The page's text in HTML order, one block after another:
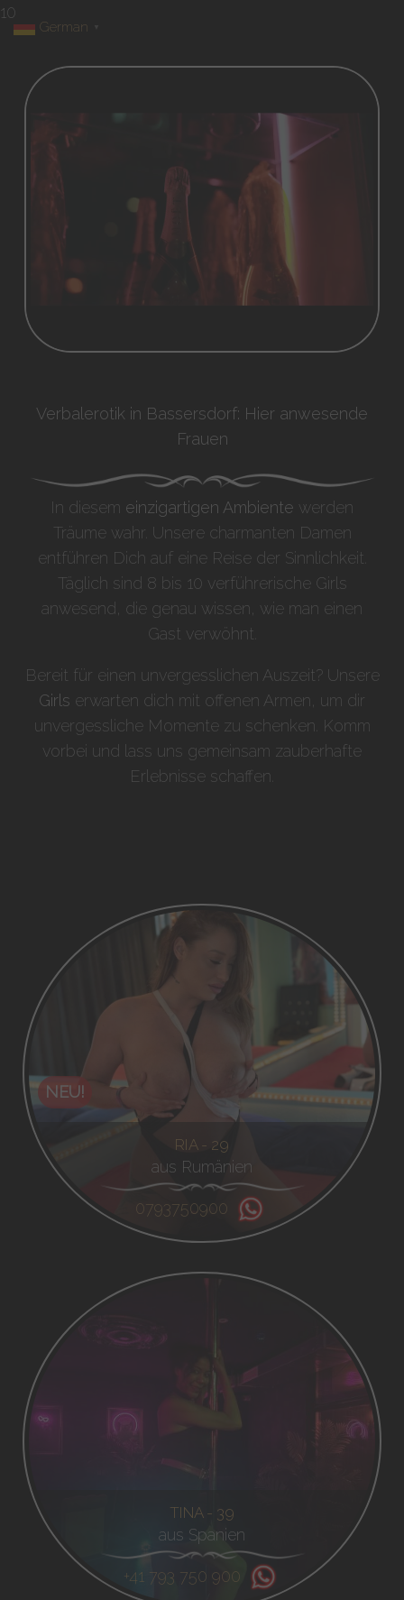
10
Verbalerotik in Bassersdorf: Hier anwesende
Frauen
In diesem einzigartigen Ambiente werden
Träume wahr. Unsere charmanten Damen
entführen Dich auf eine Reise der Sinnlichkeit.
Täglich sind 8 bis 10 verführerische Girls
anwesend, die genau wissen, wie man einen
Gast verwöhnt.
Bereit für einen unvergesslichen Auszeit? Unsere
Girls erwarten dich mit offenen Armen, um dir
unvergessliche Momente zu schenken. Komm
vorbei und lass uns gemeinsam zauberhafte
Erlebnisse schaffen.
NEU!
RIA - 29
aus Rumänien
0793750900
TINA - 39
aus Spanien
+41 793 750 900
German